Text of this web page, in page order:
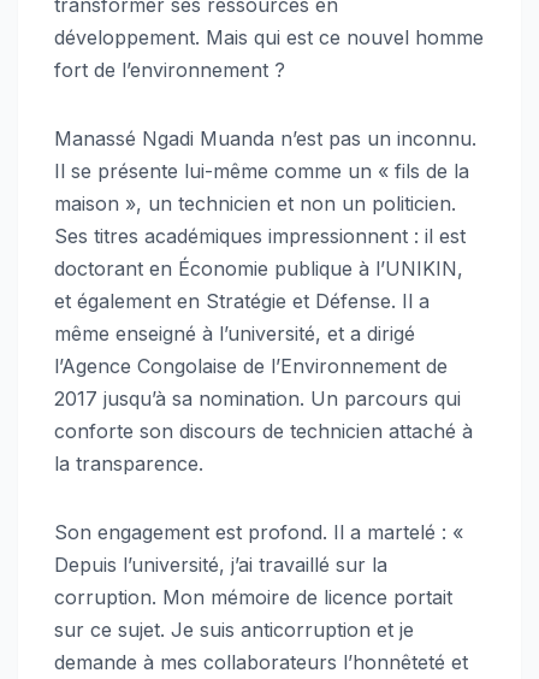
transformer ses ressources en
développement. Mais qui est ce nouvel homme
fort de l’environnement ?
Manassé Ngadi Muanda n’est pas un inconnu.
Il se présente lui-même comme un « fils de la
maison », un technicien et non un politicien.
Ses titres académiques impressionnent : il est
doctorant en Économie publique à l’UNIKIN,
et également en Stratégie et Défense. Il a
même enseigné à l’université, et a dirigé
l’Agence Congolaise de l’Environnement de
2017 jusqu’à sa nomination. Un parcours qui
conforte son discours de technicien attaché à
la transparence.
Son engagement est profond. Il a martelé : «
Depuis l’université, j’ai travaillé sur la
corruption. Mon mémoire de licence portait
sur ce sujet. Je suis anticorruption et je
demande à mes collaborateurs l’honnêteté et